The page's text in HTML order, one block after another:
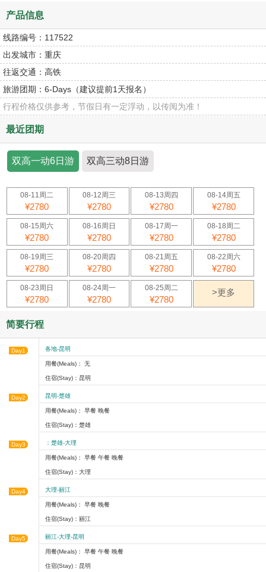
产品信息
线路编号： 117522
出发城市： 重庆
往返交通： 高铁
旅游团期： 6-Days（建议提前1天报名）
行程价格仅供参考，节假日有一定浮动，以传阅为准！
最近团期
双高一动6日游 双高三动8日游
08-11周二
¥2780
08-12周三
¥2780
08-13周四
¥2780
08-14周五
¥2780
08-15周六
¥2780
08-16周日
¥2780
08-17周一
¥2780
08-18周二
¥2780
08-19周三
¥2780
08-20周四
¥2780
08-21周五
¥2780
08-22周六
¥2780
08-23周日
¥2780
08-24周一
¥2780
08-25周二
¥2780
>更多
简要行程
Day1 各地-昆明
用餐(Meals)： 无
住宿(Stay)：昆明
Day2 昆明-楚雄
用餐(Meals)： 早餐 晚餐
住宿(Stay)：楚雄
Day3 ：楚雄-大理
用餐(Meals)： 早餐 午餐 晚餐
住宿(Stay)：大理
Day4 大理-丽江
用餐(Meals)： 早餐 晚餐
住宿(Stay)：丽江
Day5 丽江-大理-昆明
用餐(Meals)： 早餐 午餐 晚餐
住宿(Stay)：昆明